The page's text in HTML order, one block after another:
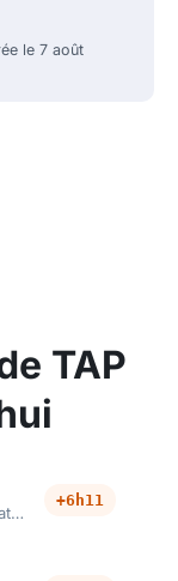
le 7 août
TAP
Guararapes-Gilberto Freyre International Airport → Lisbon Portela Airport
+6h11